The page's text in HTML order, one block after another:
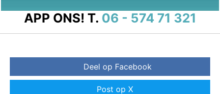
APP ONS! T. 06 - 574 71 321
Deel op Facebook
Post op X